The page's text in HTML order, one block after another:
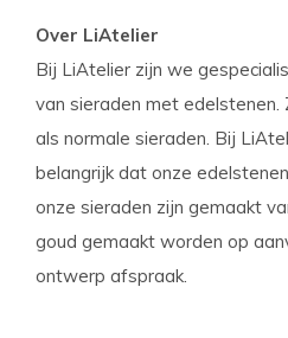
Over LiAtelier
Bij LiAtelier zijn we
van sieraden met
als normale sieraden. Bij
belangrijk dat onze
onze sieraden zijn gemaakt
goud gemaakt worden op
ontwerp afspraak.